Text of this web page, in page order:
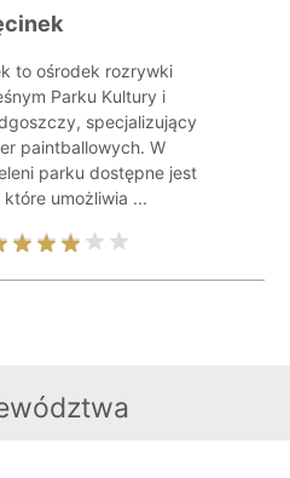
to ośrodek rozrywki
Parku Kultury i
specjalizujący
paintballowych. W
parku dostępne jest
umożliwia ...